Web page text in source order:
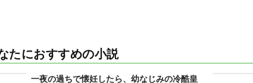
たにおすすめの小説
一夜の過ちで懐妊したら、幼なじみの冷酷皇